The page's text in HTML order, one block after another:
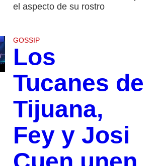
el aspecto de su rostro
GOSSIP
Los
Tucanes de
Tijuana,
Fey y Josi